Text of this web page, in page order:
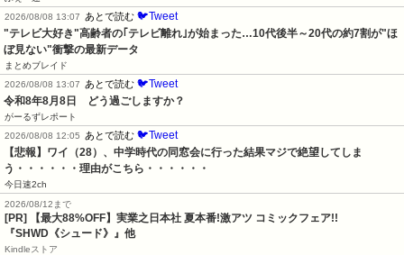
2026/08/08 13:07
あとで読む 🐦Tweet
"テレビ大好き"高齢者の｢テレビ離れ｣が始まった…10代後半～20代の約7割が"ほ
ぼ見ない"衝撃の最新データ
まとめブレイド
2026/08/08 13:07
あとで読む 🐦Tweet
令和8年8月8日　どう過ごしますか？
がーるずレポート
2026/08/08 12:05
あとで読む 🐦Tweet
【悲報】ワイ（28）、中学時代の同窓会に行った結果マジで絶望してしま
う・・・・・・理由がこちら・・・・・・
今日速2ch
2026/08/12まで
[PR] 【最大88%OFF】実業之日本社 夏本番!激アツ コミックフェア!!
『SHWD《シュード》』他
Kindleストア